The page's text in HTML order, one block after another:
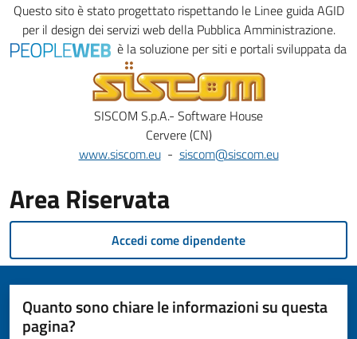
Questo sito è stato progettato rispettando le Linee guida AGID
per il design dei servizi web della Pubblica Amministrazione.
è la soluzione per siti e portali sviluppata da
SISCOM S.p.A.- Software House
Cervere (CN)
www.siscom.eu- siscom@siscom.eu
Area Riservata
Accedi come dipendente
Quanto sono chiare le informazioni su questa
pagina?